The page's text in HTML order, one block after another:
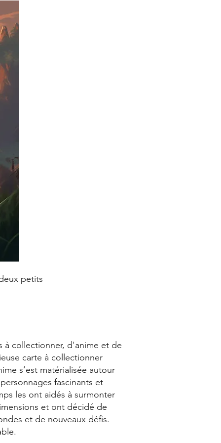
petits
à collectionner, d'anime et de
carte à collectionner
s’est matérialisée autour
fascinants et
les ont aidés à surmonter
et ont décidé de
et de nouveaux défis.